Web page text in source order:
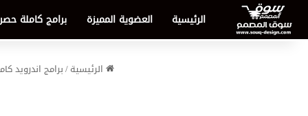
الرئيسية العضوية المميزة برامج كاملة
الرئيسية/برامج اندرويد